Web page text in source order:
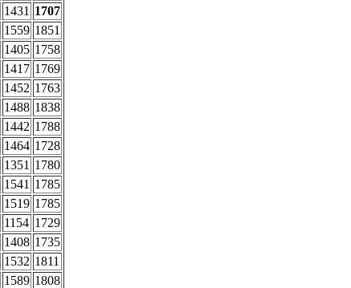
1431 1707
1559 1851
1405 1758
1417 1769
1452 1763
1488 1838
1442 1788
1464 1728
1351 1780
1541 1785
1519 1785
1154 1729
1408 1735
1532 1811
1589 1808